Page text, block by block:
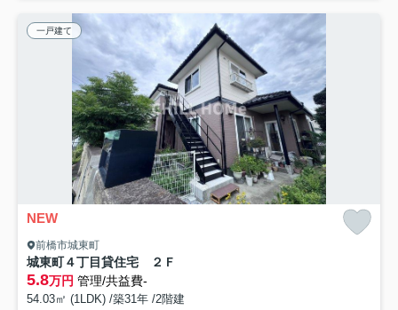
一戸建て
NEW
前橋市城東町
城東町４丁目貸住宅 ２Ｆ
5.8万円 管理/共益費-
54.03㎡ (1LDK) /築31年 /2階建